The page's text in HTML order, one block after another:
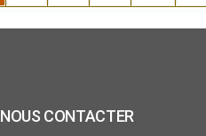
NOUS CONTACTER